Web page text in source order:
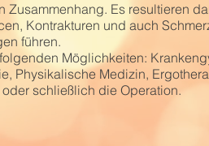
Es resultieren
Kontrakturen und auch
führen.
Möglichkeiten:
Physikalische Medizin,
schließlich die Operation.